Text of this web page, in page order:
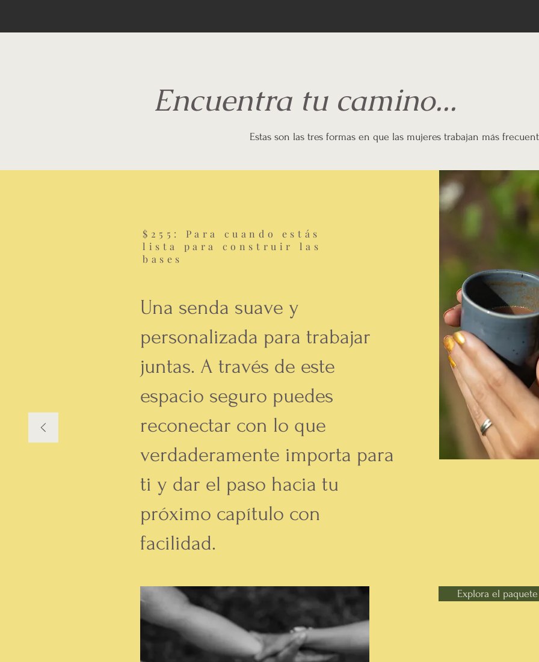
Encuentra tu camino...
Estas son las tres formas en que las mujeres trabajan más
$255: Para cuando estás
lista para construir las
bases
Una senda suave y
personalizada para trabajar
juntas. A través de este
espacio seguro puedes
reconectar con lo que
verdaderamente importa para
ti y dar el paso hacia tu
próximo capítulo con
facilidad.
Explora el paquete